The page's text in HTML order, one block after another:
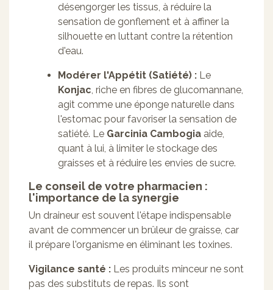
désengorger les tissus, à réduire la
sensation de gonflement et à affiner la
silhouette en luttant contre la rétention
d'eau.
Modérer l'Appétit (Satiété) : Le
Konjac , riche en fibres de glucomannane,
agit comme une éponge naturelle dans
l'estomac pour favoriser la sensation de
satiété. Le Garcinia Cambogia aide,
quant à lui, à limiter le stockage des
graisses et à réduire les envies de sucre.
Le conseil de votre pharmacien :
l'importance de la synergie
Un draineur est souvent l'étape indispensable
avant de commencer un brûleur de graisse, car
il prépare l'organisme en éliminant les toxines.
Vigilance santé : Les produits minceur ne sont
pas des substituts de repas. Ils sont